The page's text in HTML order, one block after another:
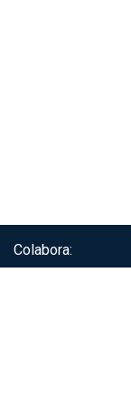
Colabora: